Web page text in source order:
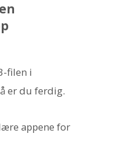
filen i
er du ferdig.
appene for